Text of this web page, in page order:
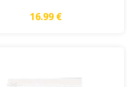
16.99 €